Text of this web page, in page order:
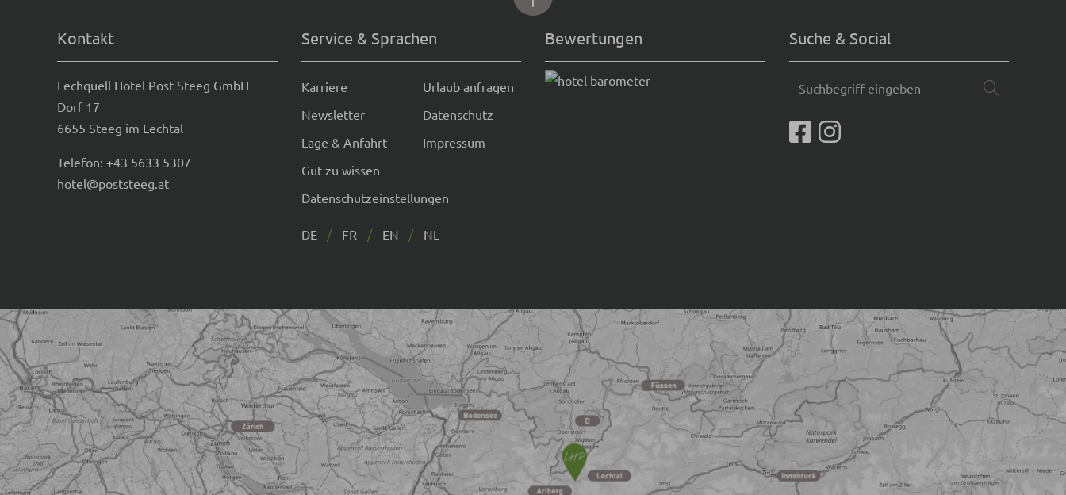
Kontakt
Lechquell Hotel Post Steeg GmbH
Dorf 17
6655 Steeg im Lechtal
Telefon: +43 5633 5307
hotel@poststeeg.at
Service & Sprachen
Karriere
Newsletter
Lage & Anfahrt
Gut zu wissen
Datenschutzeinstellungen
Urlaub anfragen
Datenschutz
Impressum
DE FR EN NL
Bewertungen Suche & Social
eingeben